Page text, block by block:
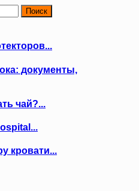
документы,
чай?...
кровати...